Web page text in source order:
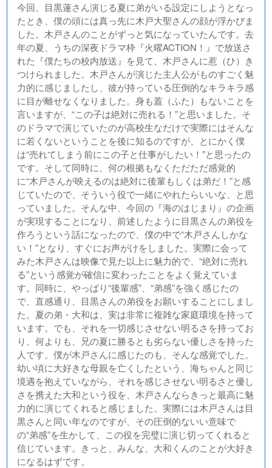
今回、目黒蓮さん演じる夏に弟がいる設定にしようとなっ
たとき、僕の頭には真っ先に木戸大聖さんの顔が浮かびま
した。木戸さんのことがずっと気になっていたんです。去
年の夏、うちの深夜ドラマ枠『火曜ACTION！』で放送さ
れた『僕たちの校内放送』を見て、木戸さんに惹（ひ）き
つけられました。木戸さんが演じた主人公がものすごく魅
力的に感じましたし、彼が持っている圧倒的なキラキラ感
に目が離せなくなりました。身も蓋（ふた）もないことを
言いますが、“この子は絶対に売れる！”と思いました。そ
のドラマで演じていたのが高校生なだけで実際にはそんな
に若くないということを後に知るのですが、とにかく僕
は“売れてしまう前にこの子と仕事がしたい！”と思ったの
です。そして同時に、何の根拠もなくただただ感覚的
に“木戸さんが映えるのは絶対に後輩もしくは弟だ！”と感
じていたので、そういう役で一緒にやれたらいいな、と思
っていました。そんな中、今回の『海のはじまり』の企画
が実現することになり、前述したように目黒さんの弟役を
作ろうという話になったので、僕の中で“木戸さんしかな
い！”となり、すぐにお声がけをしました。実際に会って
みた木戸さんは映像で見た以上に魅力的で、“絶対に売れ
る”という感覚が確信に変わったことをよく覚えていま
す。同時に、やっぱり“後輩感”、“弟感”を強く感じたの
で、直感通り、目黒さんの弟役をお願いすることにしまし
た。夏の弟・大和は、実は非常に複雑な家庭環境を持って
います。でも、それを一切感じさせない明るさを持ってお
り、何よりも、兄の夏に勝るとも劣らない優しさを持った
人です。僕が木戸さんに感じたのも、そんな感覚でした。
幼い頃に大好きな母親を亡くしたという、海ちゃんと同じ
境遇を抱えていながら、それを感じさせない明るさと優し
さを携えた大和という役を、木戸さんならきっと最高に魅
力的に演じてくれると感じました。実際には木戸さんは目
黒さんと同い年なのですが、その圧倒的ないい意味で
の“弟感”を生かして、この役を完璧に演じ切ってくれると
信じています。きっと、みんな、大和くんのことが大好き
になるはずです。